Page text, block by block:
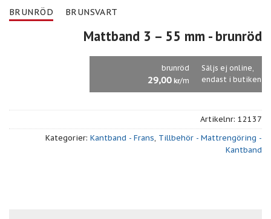
BRUNRÖD
BRUNSVART
Mattband 3 – 55 mm - brunröd
brunröd
29,00 kr/m
Säljs ej online,
endast i butiken
Artikelnr: 12137
Kategorier: Kantband - Frans, Tillbehör - Mattrengöring -
Kantband